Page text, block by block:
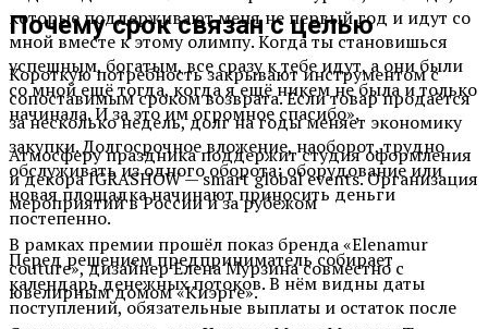
которые поддерживают меня не первый год и идут со
мной вместе к этому олимпу. Когда ты становишься
успешным, богатым, все сразу к тебе идут, а они были
со мной ещё тогда, когда я ещё никем не была и только
начинала. И за это им огромное спасибо».
Атмосферу праздника поддержит студия оформления
и декора IGRASHOW — smart global events. Организация
мероприятий в России и за рубежом
В рамках премии прошёл показ бренда «Elenamur
couture», дизайнер Елена Мурзина совместно с
ювелирным домом «Киэрге».
Почему срок связан с целью
Короткую потребность закрывают инструментом с
сопоставимым сроком возврата. Если товар продаётся
за несколько недель, долг на годы меняет экономику
закупки. Долгосрочное вложение, наоборот, трудно
обслуживать из одного оборота: оборудование или
новая площадка начинают приносить деньги
постепенно.
Перед решением предприниматель собирает
календарь денежных потоков. В нём видны даты
поступлений, обязательные выплаты и остаток после